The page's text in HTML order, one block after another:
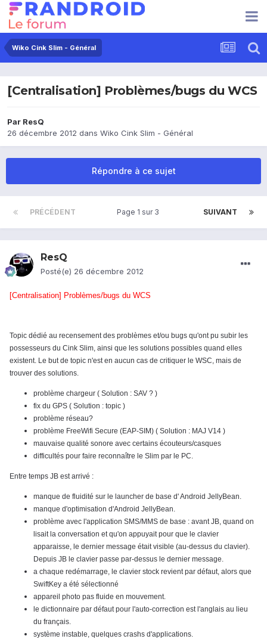
Wiko Cink Slim - Général
[Centralisation] Problèmes/bugs du WCS
Par ResQ
26 décembre 2012 dans Wiko Cink Slim - Général
Répondre à ce sujet
PRÉCÉDENT SUIVANT
Page 1 sur 3
ResQ
Posté(e) 26 décembre 2012
[Centralisation] Problèmes/bugs du WCS
Topic dédié au recensement des problèmes et/ou bugs qu'ont pu subir les
possesseurs du Cink Slim, ainsi que les solutions possibles quand elles
existent. Le but de topic n'est en aucun cas de critiquer le WSC, mais de
trouver des solutions.
problème chargeur ( Solution : SAV ? )
fix du GPS ( Solution : topic )
problème réseau?
problème FreeWifi Secure (EAP-SIM) ( Solution : MAJ V14 )
mauvaise qualité sonore avec certains écouteurs/casques
difficultés pour faire reconnaître le Slim par le PC.
Entre temps JB est arrivé :
manque de fluidité sur le launcher de base d' Android JellyBean.
manque d'optimisation d'Android JellyBean.
problème avec l'application SMS/MMS de base : avant JB, quand on
lisait la conversation et qu'on appuyait pour que le clavier
apparaisse, le dernier message était visible (au-dessus du clavier).
Depuis JB le clavier passe par-dessus le dernier message.
a chaque redémarrage, le clavier stock revient par défaut, alors que
SwiftKey a été sélectionné
appareil photo pas fluide en mouvement.
le dictionnaire par défaut pour l'auto-correction est l'anglais au lieu
du français.
système instable, quelques crashs d'applications.